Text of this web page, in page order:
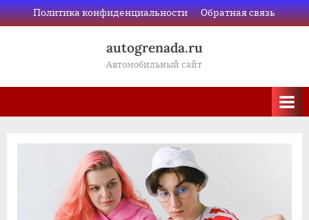
Skip
to
Политика конфиденциальности Обратная связь
autogrenada.ru
Автомобильный сайт